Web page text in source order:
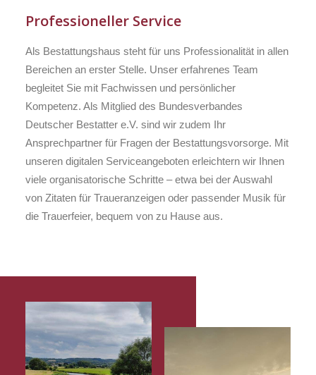
Professioneller Service
Als Bestattungshaus steht für uns Professionalität in allen
Bereichen an erster Stelle. Unser erfahrenes Team
begleitet Sie mit Fachwissen und persönlicher
Kompetenz. Als Mitglied des Bundesverbandes
Deutscher Bestatter e.V. sind wir zudem Ihr
Ansprechpartner für Fragen der Bestattungsvorsorge. Mit
unseren digitalen Serviceangeboten erleichtern wir Ihnen
viele organisatorische Schritte – etwa bei der Auswahl
von Zitaten für Traueranzeigen oder passender Musik für
die Trauerfeier, bequem von zu Hause aus.